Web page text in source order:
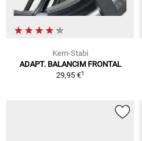
Kern-Stabi
ADAPT. BALANCIM FRONTAL
29,95 €1